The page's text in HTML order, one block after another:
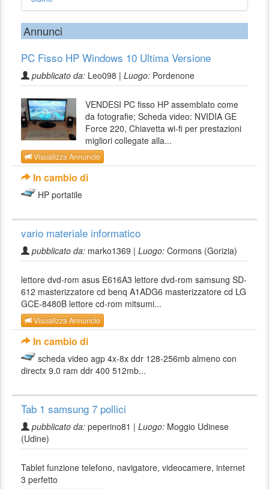
Annunci
PC Fisso HP Windows 10 Ultima Versione
pubblicato da: Leo098 | Luogo: Pordenone
VENDESI PC fisso HP assemblato come
da fotografie; Scheda video: NVIDIA GE
Force 220, Chiavetta wi-fi per prestazioni
migliori collegate alla...
Visualizza Annuncio
In cambio di
HP portatile
vario materiale informatico
pubblicato da: marko1369 | Luogo: Cormons (Gorizia)
lettore dvd-rom asus E616A3 lettore dvd-rom samsung SD-
612 masterizzatore cd benq A1ADG6 masterizzatore cd LG
GCE-8480B lettore cd-rom mitsumi...
Visualizza Annuncio
In cambio di
scheda video agp 4x-8x ddr 128-256mb almeno con
directx 9.0 ram ddr 400 512mb...
Tab 1 samsung 7 pollici
pubblicato da: peperino81 | Luogo: Moggio Udinese
(Udine)
Tablet funzione telefono, navigatore, videocamere, internet
3 perfetto